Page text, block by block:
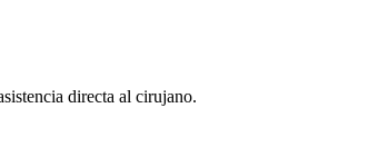
directa al cirujano.